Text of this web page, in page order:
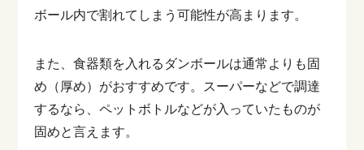
ボール内で割れてしまう可能性が高まります。
また、食器類を入れるダンボールは通常よりも固
め（厚め）がおすすめです。スーパーなどで調達
するなら、ペットボトルなどが入っていたものが
固めと言えます。